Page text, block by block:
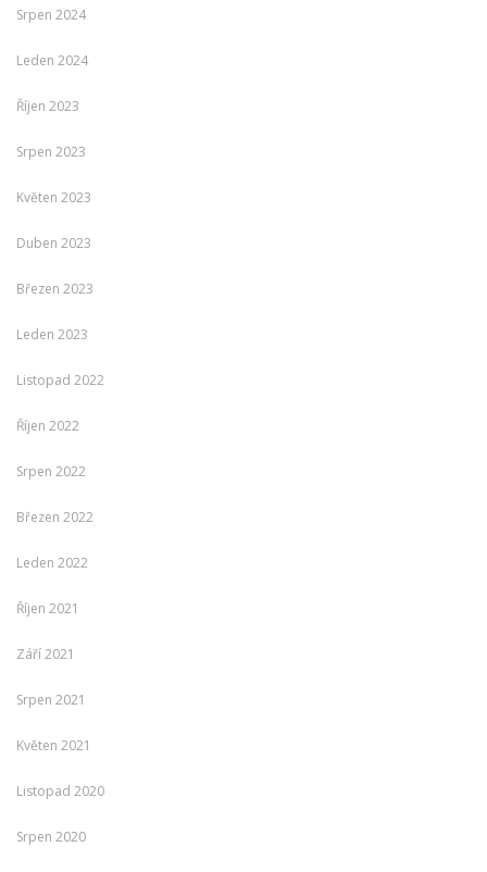
Srpen 2024
Leden 2024
Říjen 2023
Srpen 2023
Květen 2023
Duben 2023
Březen 2023
Leden 2023
Listopad 2022
Říjen 2022
Srpen 2022
Březen 2022
Leden 2022
Říjen 2021
Září 2021
Srpen 2021
Květen 2021
Listopad 2020
Srpen 2020